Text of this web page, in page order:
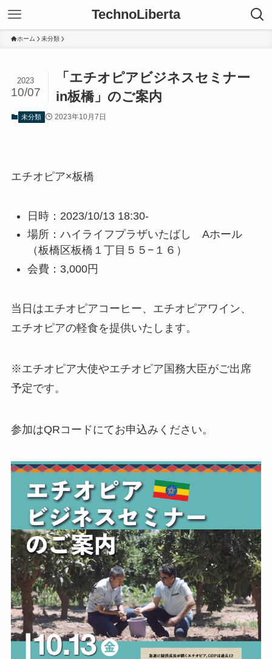
TechnoLiberta
ホーム 未分類
「エチオピアビジネスセミナー
in板橋」のご案内
2023
10/07
未分類 2023年10月7日
エチオピア×板橋
日時：2023/10/13 18:30-
場所：ハイライフプラザいたばし Aホール
（板橋区板橋１丁目５５−１６）
会費：3,000円
当日はエチオピアコーヒー、エチオピアワイン、
エチオピアの軽食を提供いたします。
※エチオピア大使やエチオピア国務大臣がご出席
予定です。
参加はQRコードにてお申込みください。